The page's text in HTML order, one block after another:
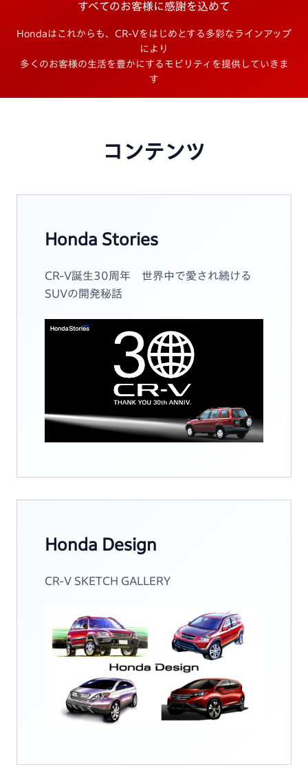
すべてのお客様に感謝を込めて
Hondaはこれからも、CR-Vをはじめとする多彩なラインアップ
により
多くのお客様の生活を豊かにするモビリティを提供していきま
す
コンテンツ
Honda Stories
CR-V誕生30周年 世界中で愛され続ける
SUVの開発秘話
Honda Design
CR-V SKETCH GALLERY